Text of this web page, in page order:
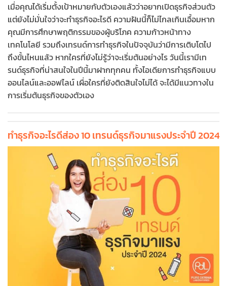
เมื่อคุณได้เริ่มตั้งเป้าหมายกับตัวเองแล้วว่าอยากเปิดธุรกิจส่วนตัว
แต่ยังไม่มั่นใจว่าจะทำธุรกิจอะไรดี ความฝันนี้ก็ไม่ไกลเกินเอื้อมหาก
คุณมีการศึกษาพฤติกรรมของผู้บริโภค ความก้าวหน้าทาง
เทคโนโลยี รวมถึงเทรนด์การทำธุรกิจในปัจจุบันว่ามีการเติบโตไป
ถึงขั้นไหนแล้ว หากใครที่ยังไม่รู้ว่าจะเริ่มต้นอย่างไร วันนี้เรามีเท
รนด์ธุรกิจที่น่าสนใจในปีนี้มาฝากทุกคน ทั้งไอเดียการทำธุรกิจแบบ
ออนไลน์และออฟไลน์ เผื่อใครที่ยังติดสินใจไม่ได้ จะได้มีแนวทางใน
การเริ่มต้นธุรกิจของตัวเอง
ทำธุรกิจอะไรดีส่อง 10 เทรนด์ธุรกิจมาแรงประจำปี 2024